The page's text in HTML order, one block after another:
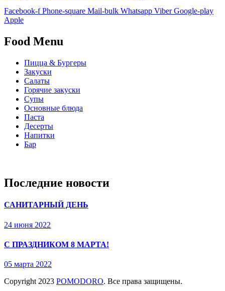
Facebook-f Phone-square Mail-bulk Whatsapp Viber Google-play
Apple
Food Menu
Пицца & Бургеры
Закуски
Салаты
Горячие закуски
Супы
Основные блюда
Паста
Десерты
Напитки
Бар
Последние новости
САНИТАРНЫЙ ДЕНЬ
24 июня 2022
С ПРАЗДНИКОМ 8 МАРТА!
05 марта 2022
Copyright 2023 POMODORO. Все права защищены.